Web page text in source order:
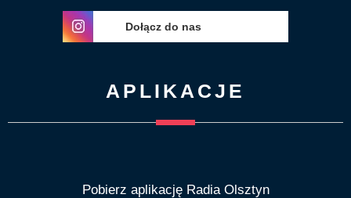
Dołącz do nas
APLIKACJE
Pobierz aplikację Radia Olsztyn